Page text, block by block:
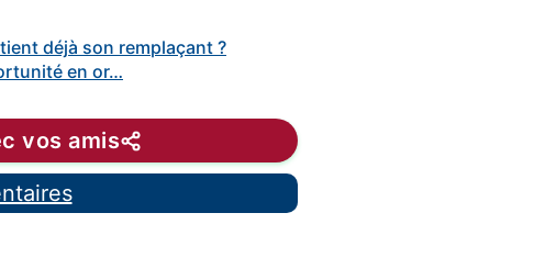
déjà son remplaçant ?
en or…
vos amis